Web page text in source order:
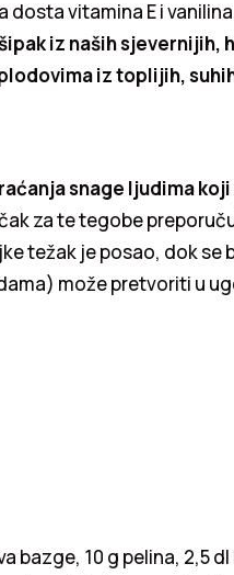
dosta vitamina E i
iz naših sjevernijih,
iz toplijih,
snage ljudima
za te tegobe
težak je posao, dok se
može pretvoriti u
bazge, 10 g pelina, 2,5 dl